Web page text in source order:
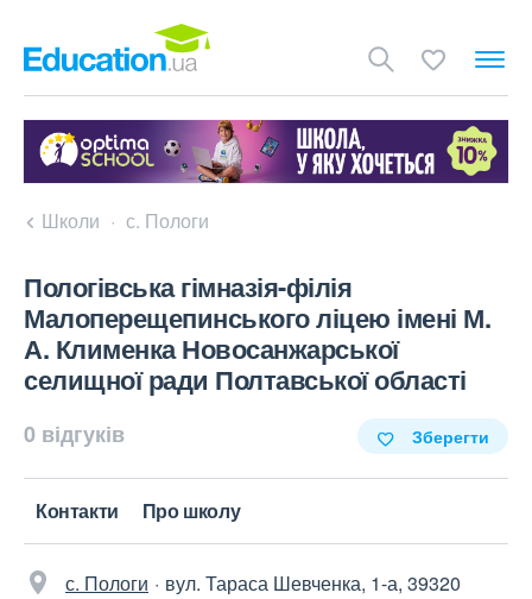
Школи с. Пологи
Пологівська гімназія-філія
Малоперещепинського ліцею імені М.
А. Клименка Новосанжарської
селищної ради Полтавської області
0 відгуків Зберегти
Контакти Про школу
с. Пологи
вул. Тараса Шевченка, 1-а, 39320